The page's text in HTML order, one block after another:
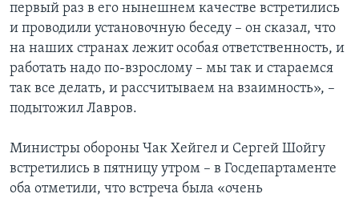
первый раз в его нынешнем качестве встретились
и проводили установочную беседу – он сказал, что
на наших странах лежит особая ответственность, и
работать надо по-взрослому – мы так и стараемся
так все делать, и рассчитываем на взаимность», –
подытожил Лавров.
Министры обороны Чак Хейгел и Сергей Шойгу
встретились в пятницу утром – в Госдепартаменте
оба отметили, что встреча была «очень